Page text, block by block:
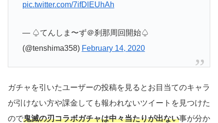
pic.twitter.com/7ifDlEUhAh
— ♤てんしま〜ず＠刹那周回開始♤
(@tenshima358) February 14, 2020
ガチャを引いたユーザーの投稿を見るとお目当てのキャラ
が引けない方や課金しても報われないツイートを見つけた
ので鬼滅の刃コラボガチャは中々当たりが出ない事が分か